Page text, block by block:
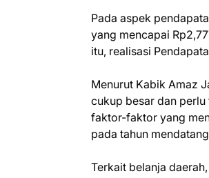
Pada aspek
yang mencapai
itu, realisasi
Menurut Kabik Amaz
cukup besar dan
faktor-faktor yang
pada tahun
Terkait belanja